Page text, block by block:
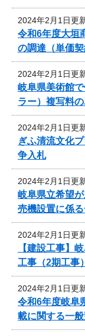
2024年2月1日更
令和6年度大垣
の調達（単価
2024年2月1日更
岐阜県美術館
ラー）複写料
2024年2月1日更
ぎふ清流文化
争入札
2024年2月1日更
岐阜県立希望
売機設置に係
2024年2月1日更
【建設工事】
工事（2期工事
2024年2月1日更
令和6年度岐阜
載に関する一